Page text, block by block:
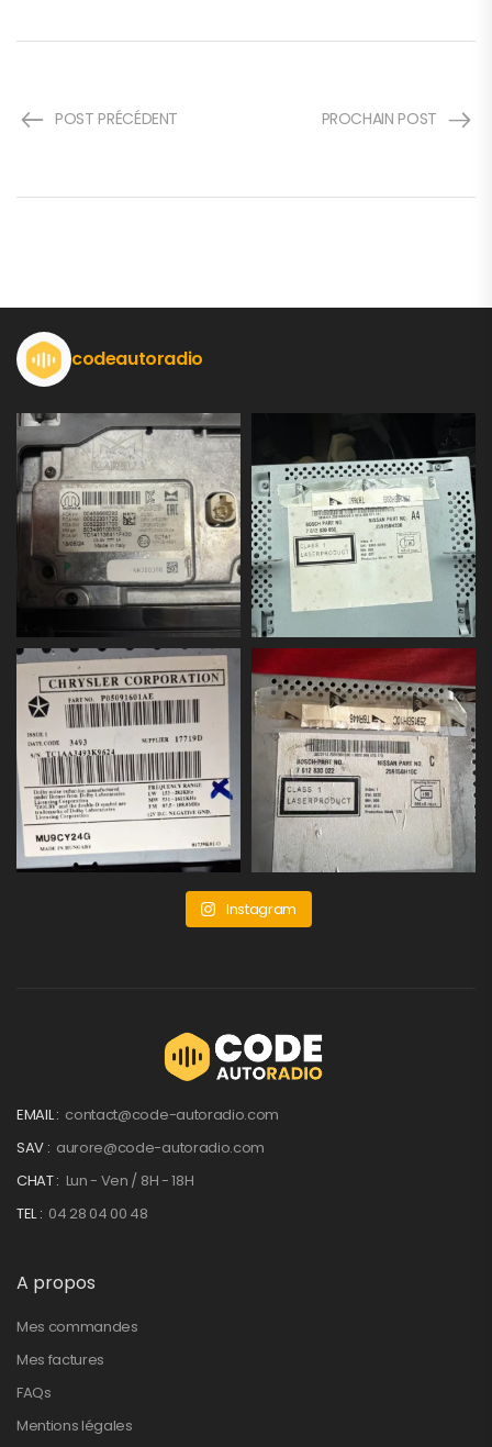
POST PRÉCÉDENT PROCHAIN POST
codeautoradio
Instagram
EMAIL : contact@code-autoradio.com
SAV : aurore@code-autoradio.com
CHAT : Lun - Ven / 8H - 18H
TEL : 04 28 04 00 48
A propos
Mes commandes
Mes factures
FAQs
Mentions légales